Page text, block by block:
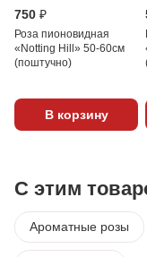
750 ₽
Роза пионовидная
«Notting Hill» 50-60см
(поштучно)
В корзину
С этим
Ароматные розы